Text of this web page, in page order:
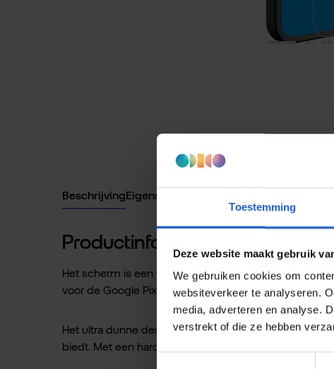
Toestemming
Deze website maakt gebruik
We gebruiken cookies om
websiteverkeer te analyseren.
media, adverteren en analyse.
verstrekt of die ze hebben
BeschrijvingEigenschappen
Productinformatie "BeHello
Het scherm is een van de meest kwetsbare
voor de Google Pixel 10a minimaliseer je de kans op
Het ultra dunne design zorgt ervoor dat de
biedt. Met een hardheidsniveau van H9, is dit de